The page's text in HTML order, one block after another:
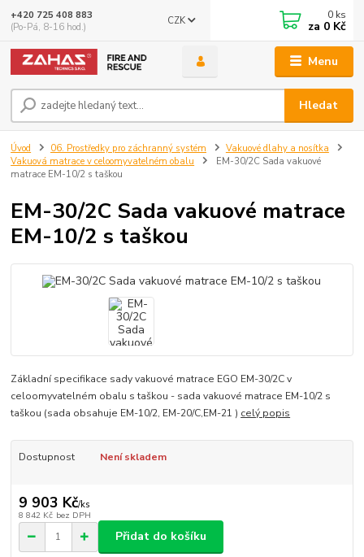
Menu
CZK
Hledat
+420 725 408 883
(Po-Pá, 8-16 hod.)
0 ks
za 0 Kč
Úvod 06. Prostředky pro záchranný systém
Vakuové dlahy a nosítka
Vakuová matrace v celoomyvatelném obalu
EM-30/2C Sada vakuové
matrace EM-10/2 s taškou
EM-30/2C Sada vakuové matrace
EM-10/2 s taškou
Základní specifikace sady vakuové matrace EGO EM-30/2C v
celoomyvatelném obalu s taškou - sada vakuové matrace EM-10/2 s
taškou (sada obsahuje EM-10/2, EM-20/C,EM-21 ) celý popis
Dostupnost Není skladem
9 903 Kč/ks
8 842 Kč bez DPH
Přidat do košíku